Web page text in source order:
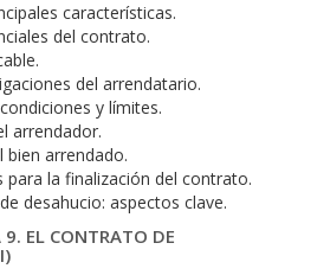
características.
del contrato.
del arrendatario.
y límites.
arrendador.
bien arrendado.
para la finalización del contrato.
desahucio: aspectos clave.
EL CONTRATO DE